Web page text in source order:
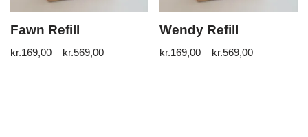
Fawn Refill
kr.169,00 – kr.569,00
Wendy Refill
kr.169,00 – kr.569,00